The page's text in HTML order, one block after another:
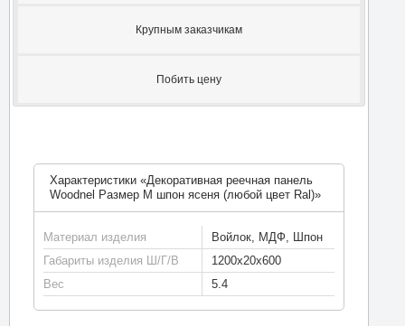
Крупным заказчикам
Побить цену
Характеристики «Декоративная реечная панель
Woodnel Размер M шпон ясеня (любой цвет Ral)»
Материал изделия
Войлок, МДФ, Шпон
Габариты изделия Ш/Г/В
1200x20x600
Вес
5.4